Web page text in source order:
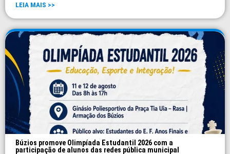
LEIA MAIS >>
Búzios promove Olimpíada Estudantil 2026 com a
participação de alunos das redes pública municipal